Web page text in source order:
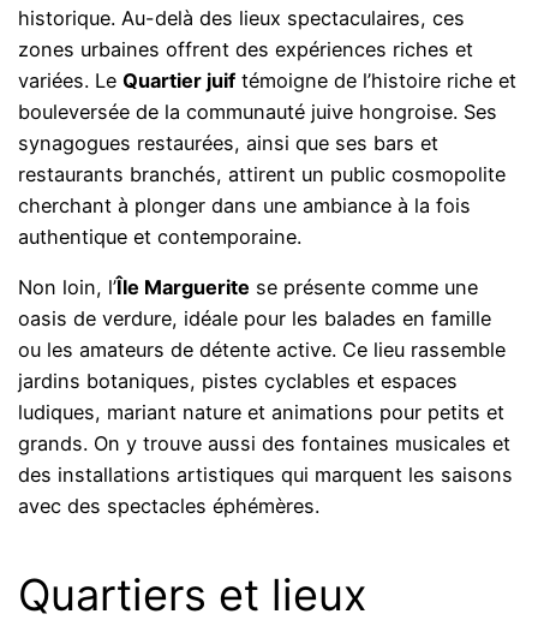
historique. Au-delà des lieux spectaculaires, ces
zones urbaines offrent des expériences riches et
variées. LeQuartier juif témoigne de l’histoire riche et
bouleversée de la communauté juive hongroise. Ses
synagogues restaurées, ainsi que ses bars et
restaurants branchés, attirent un public cosmopolite
cherchant à plonger dans une ambiance à la fois
authentique et contemporaine.
Non loin, l’Île Marguerite se présente comme une
oasis de verdure, idéale pour les balades en famille
ou les amateurs de détente active. Ce lieu rassemble
jardins botaniques, pistes cyclables et espaces
ludiques, mariant nature et animations pour petits et
grands. On y trouve aussi des fontaines musicales et
des installations artistiques qui marquent les saisons
avec des spectacles éphémères.
Quartiers et lieux